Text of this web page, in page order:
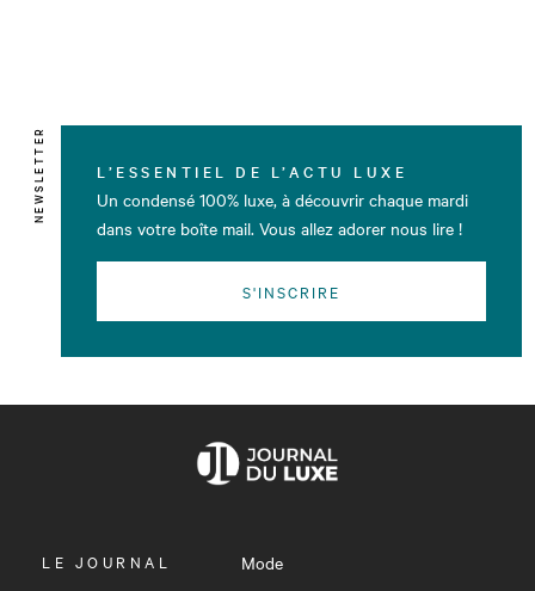
NEWSLETTER L’ESSENTIEL DE L’ACTU LUXE
Un condensé 100% luxe, à découvrir chaque mardi
dans votre boîte mail. Vous allez adorer nous lire !
S'INSCRIRE
OUVRIR
LE JOURNAL
Mode